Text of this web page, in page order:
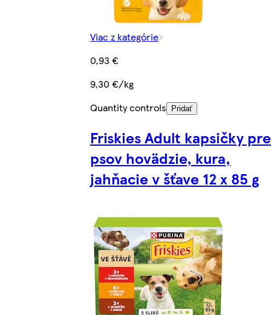
Viac z kategórie
0,93 €
9,30 €/kg
Quantity controls
Pridať
Friskies Adult kapsičky pre
psov hovädzie, kura,
jahňacie v šťave 12 x 85 g